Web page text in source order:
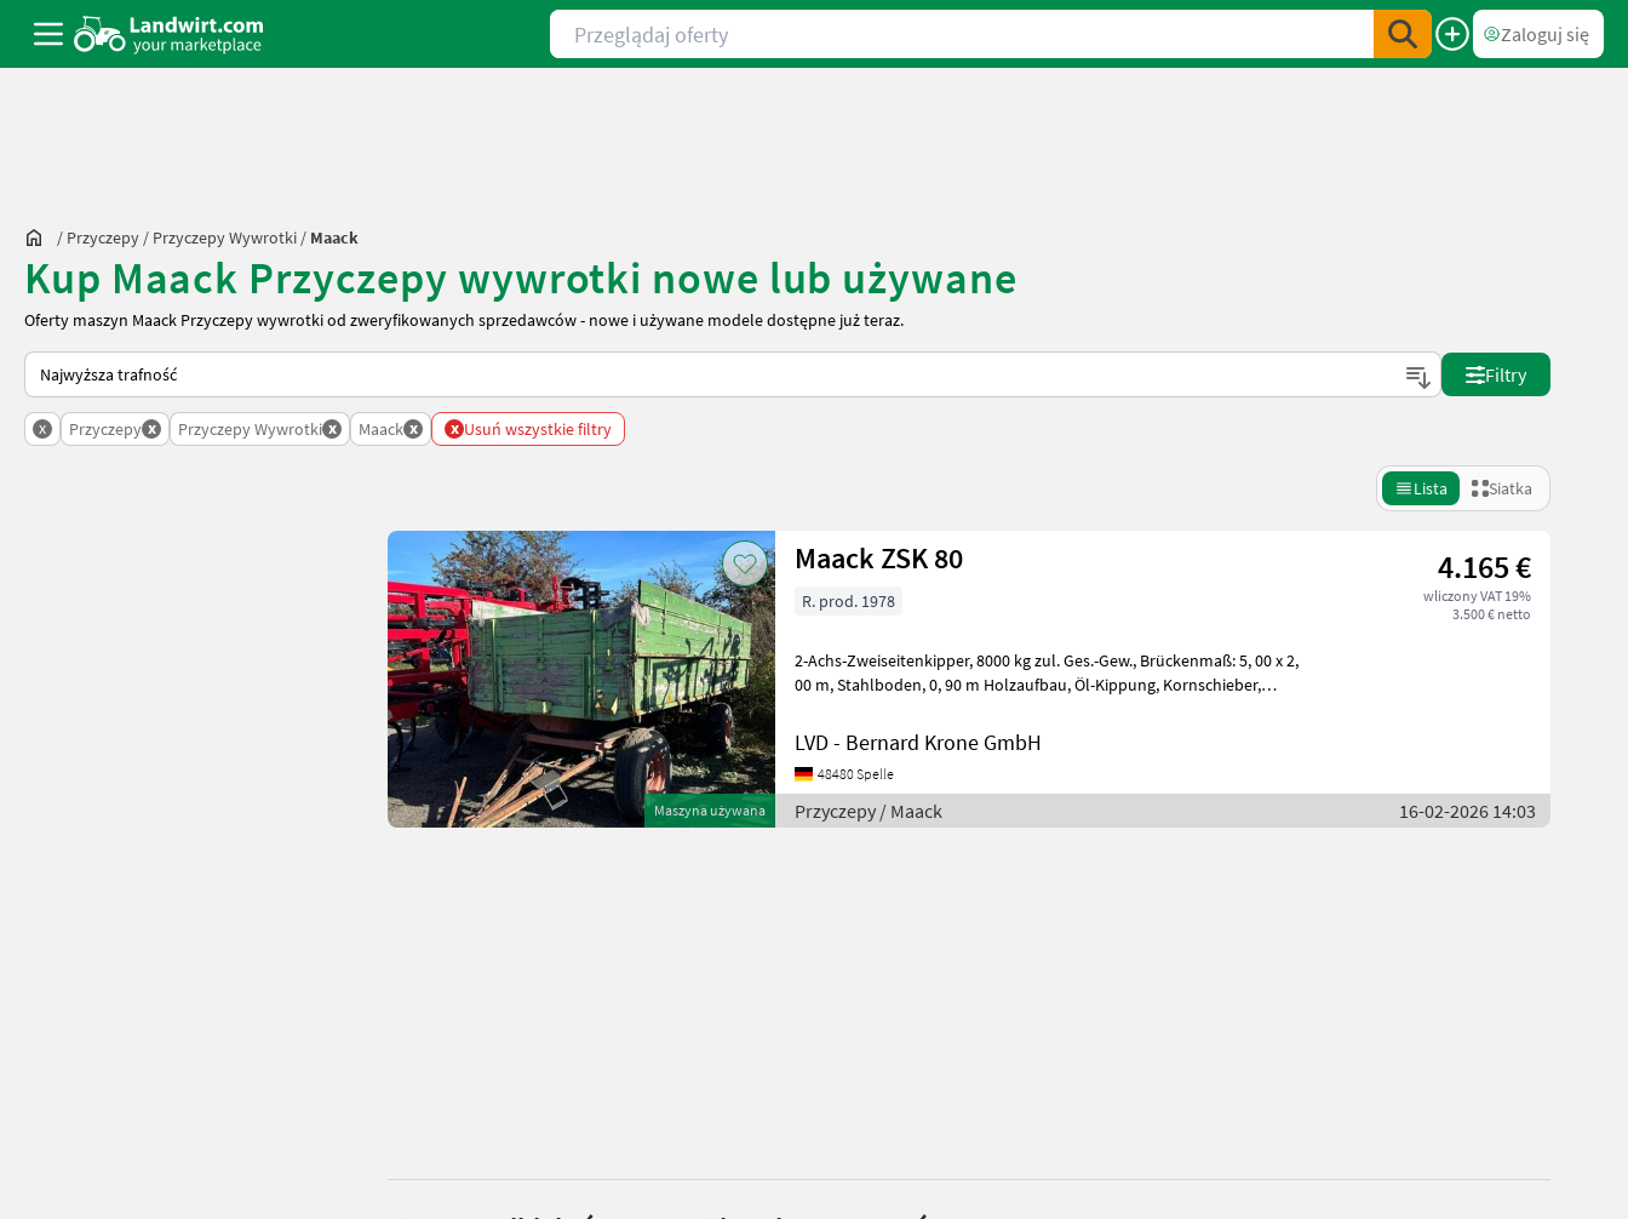
Przeglądaj oferty
Zaloguj się
/ Przyczepy / Przyczepy Wywrotki / Maack
Kup Maack Przyczepy wywrotki nowe lub używane
Oferty maszyn Maack Przyczepy wywrotki od zweryfikowanych sprzedawców - nowe i używane modele dostępne już teraz.
Tak sortuje się na Landwirt.com
Filtry
x Przyczepy x Przyczepy Wywrotki x Maack x x Usuń wszystkie filtry
Lista Siatka
Maszyna używana
Maack ZSK 80 4.165 €
wliczony VAT 19%
3.500 € netto
R. prod. 1978
2-Achs-Zweiseitenkipper, 8000 kg zul. Ges.-Gew., Brückenmaß: 5, 00 x 2,
00 m, Stahlboden, 0, 90 m Holzaufbau, Öl-Kippung, Kornschieber,
LVD - Bernard Krone GmbH
48480 Spelle
Przyczepy / Maack 16-02-2026 14:03